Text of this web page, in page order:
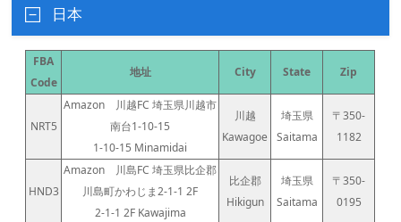
日本
FBA
Code
地址 City State Zip
NRT5
Amazon 川越FC 埼玉県川越市
南台1-10-15
1-10-15 Minamidai
川越
Kawagoe
埼玉県
Saitama
〒350-
1182
HND3
Amazon 川島FC 埼玉県比企郡
川島町かわじま2-1-1 2F
2-1-1 2F Kawajima
比企郡
Hikigun
埼玉県
Saitama
〒350-
0195